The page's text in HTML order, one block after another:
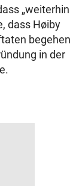
„weiterhin
dass Høiby
begehen
in der